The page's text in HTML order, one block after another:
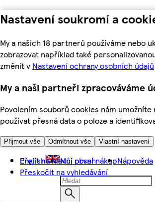
Nastavení soukromí a
My a našich 18 partnerů používáme nebo
zobrazovat například také
změnit v Nastavení ochrany osobních údajů
My a naši partneři zpracováváme
Povolením souborů cookies nám
používat přesná data o poloze a
Přijmout vše Odmítnout vše Vlastní nastavení
Přejít na hlavní obsah
Přeskočit na vyhledávání
English Můj první nákupNápověda